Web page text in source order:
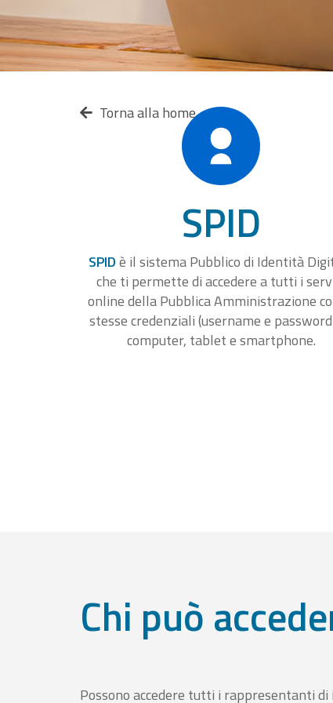
Torna alla home
SPID
SPIDè il sistema Pubblico di Identità
che ti permette di accedere a tutti i
online della Pubblica Amministrazione
stesse credenziali (username e
computer, tablet e smartphone.
Chi può
Possono accedere tutti i rappresentanti di